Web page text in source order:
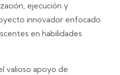
ejecución y
innovador enfocado
en habilidades
valioso apoyo de